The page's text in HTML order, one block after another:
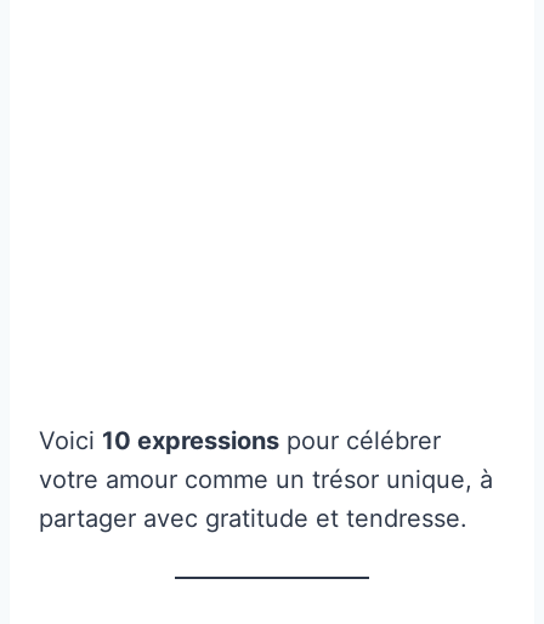
Voici 10 expressions pour célébrer
votre amour comme un trésor unique, à
partager avec gratitude et tendresse.